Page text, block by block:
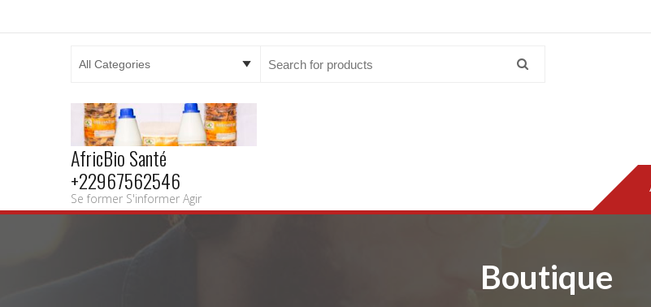
AfricBio Santé
+22967562546
Se former S'informer Agir
Boutique